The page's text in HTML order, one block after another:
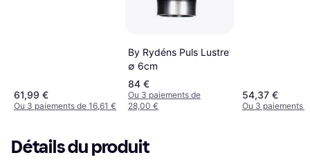
61,99 €
Ou 3 paiements de 16,61 €
By Rydéns Puls Lustre
∅ 6cm
84 €
Ou 3 paiements de
28,00 €
54,37 €
Ou 3 paiements
Détails du produit